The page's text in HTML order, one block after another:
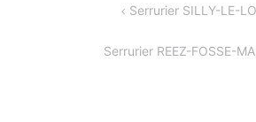
Navigation Serrurier SILLY-LE-
Serrurier REEZ-FOSSE-